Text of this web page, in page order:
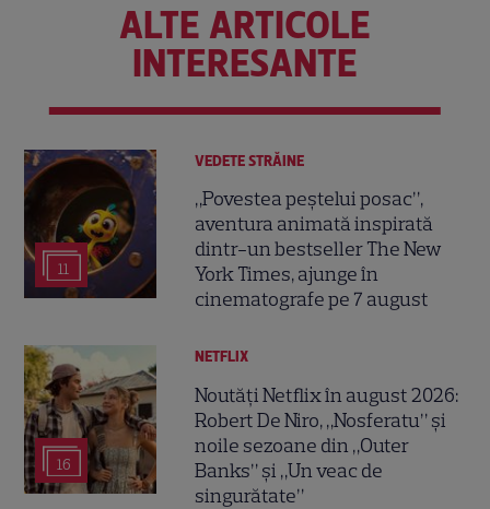
ALTE ARTICOLE
INTERESANTE
11
VEDETE STRĂINE
„Povestea peștelui posac”,
aventura animată inspirată
dintr-un bestseller The New
York Times, ajunge în
cinematografe pe 7 august
16
NETFLIX
Noutăți Netflix în august 2026:
Robert De Niro, „Nosferatu” și
noile sezoane din „Outer
Banks” și „Un veac de
singurătate”